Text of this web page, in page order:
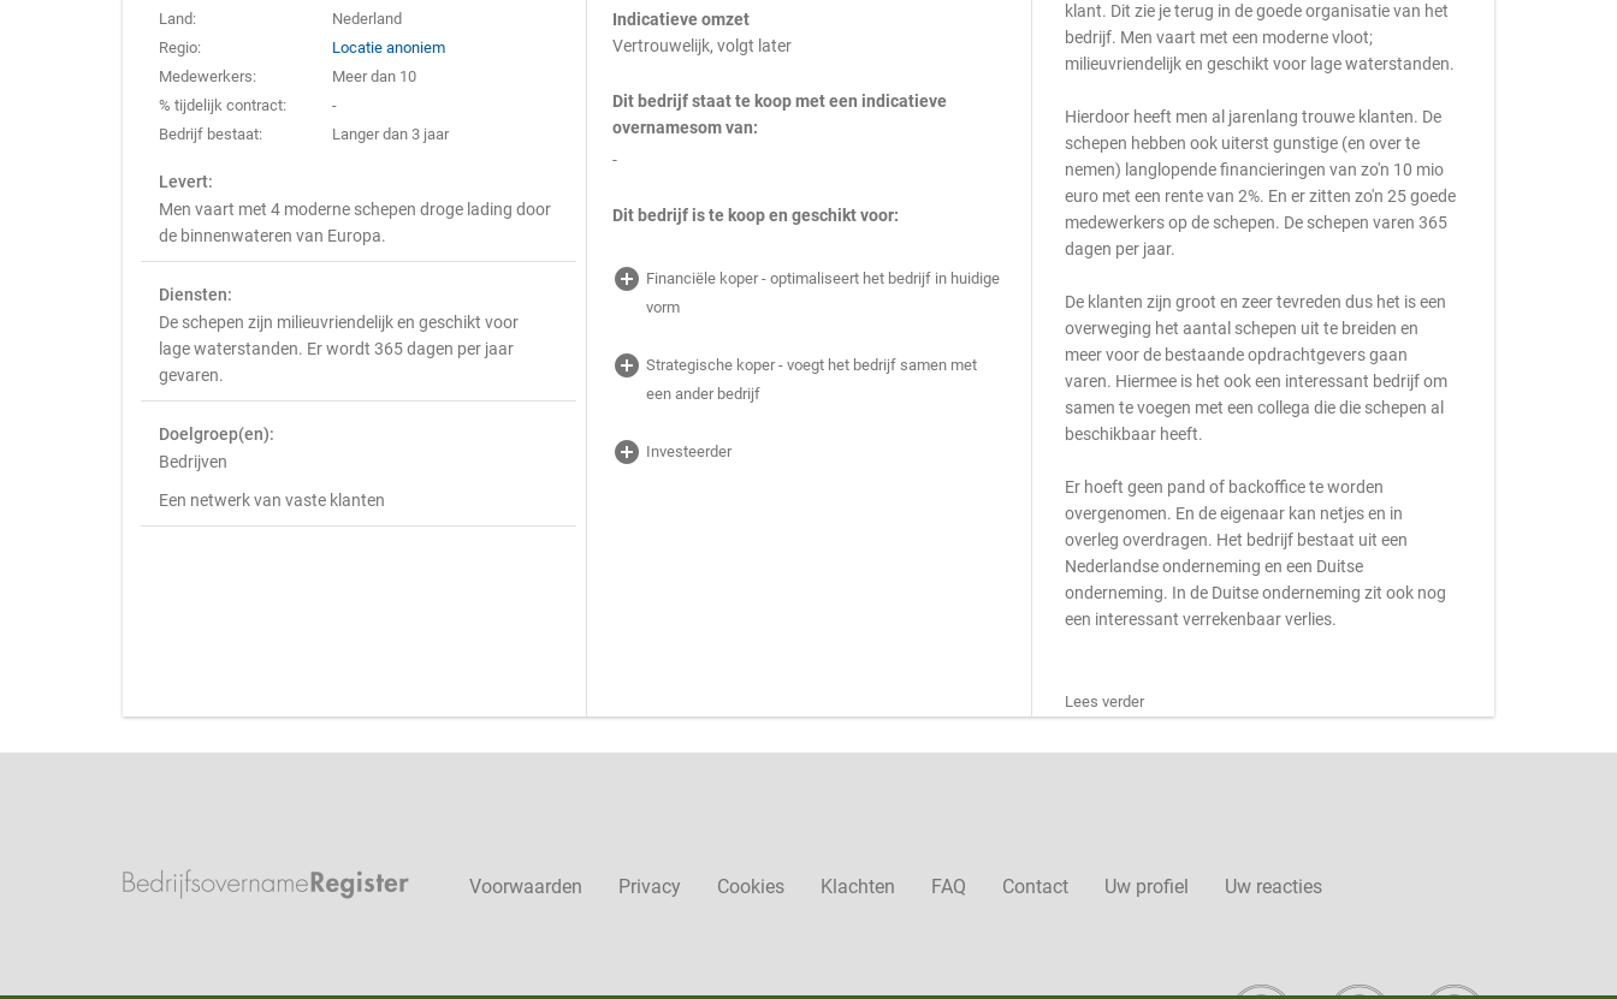
Land:
Nederland
Regio:
Locatie anoniem
Medewerkers:
Meer dan 10
% tijdelijk contract:
-
Bedrijf bestaat:
Langer dan 3 jaar
Levert:
Men vaart met 4 moderne schepen droge lading door
de binnenwateren van Europa.
Diensten:
De schepen zijn milieuvriendelijk en geschikt voor
lage waterstanden. Er wordt 365 dagen per jaar
gevaren.
Doelgroep(en):
Bedrijven
Een netwerk van vaste klanten
Indicatieve omzet
Vertrouwelijk, volgt later
Dit bedrijf staat te koop met een indicatieve
overnamesom van:
-
Dit bedrijf is te koop en geschikt voor:
add_circle Financiële koper - optimaliseert het bedrijf in huidige
vorm
add_circle Strategische koper - voegt het bedrijf samen met
een ander bedrijf
add_circle Investeerder
klant. Dit zie je terug in de goede organisatie van het
bedrijf. Men vaart met een moderne vloot;
milieuvriendelijk en geschikt voor lage waterstanden.
Hierdoor heeft men al jarenlang trouwe klanten. De
schepen hebben ook uiterst gunstige (en over te
nemen) langlopende financieringen van zo'n 10 mio
euro met een rente van 2%. En er zitten zo'n 25 goede
medewerkers op de schepen. De schepen varen 365
dagen per jaar.
De klanten zijn groot en zeer tevreden dus het is een
overweging het aantal schepen uit te breiden en
meer voor de bestaande opdrachtgevers gaan
varen. Hiermee is het ook een interessant bedrijf om
samen te voegen met een collega die die schepen al
beschikbaar heeft.
Er hoeft geen pand of backoffice te worden
overgenomen. En de eigenaar kan netjes en in
overleg overdragen. Het bedrijf bestaat uit een
Nederlandse onderneming en een Duitse
onderneming. In de Duitse onderneming zit ook nog
een interessant verrekenbaar verlies.
Lees verder
Voorwaarden Privacy Cookies Klachten FAQ Contact Uw profiel Uw reacties